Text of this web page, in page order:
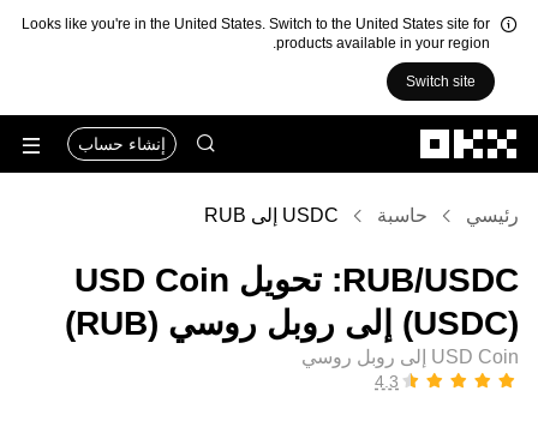
Looks like you're in the United States. Switch to the United States site for
products available in your region.
Switch site
إنشاء حساب
رئيسي حاسبة USDC إلى RUB
‏USDC/‏RUB: تحويل ‏USD Coin
(‏USDC) إلى ‏روبل روسي (‏RUB)
USD Coin إلى روبل روسي